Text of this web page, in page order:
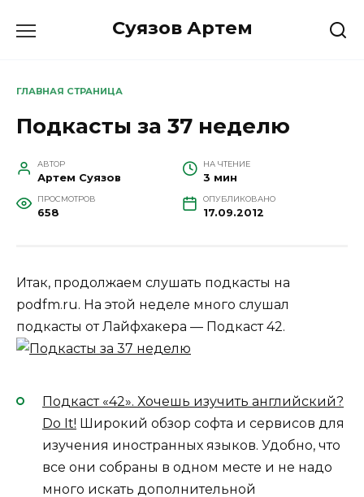
Суязов Артем
ГЛАВНАЯ СТРАНИЦА
Подкасты за 37 неделю
АВТОР
Артем Суязов
НА ЧТЕНИЕ
3 мин
ПРОСМОТРОВ
658
ОПУБЛИКОВАНО
17.09.2012
Итак, продолжаем слушать подкасты на
podfm.ru. На этой неделе много слушал
подкасты от Лайфхакера — Подкаст 42.
Подкаст «42». Хочешь изучить английский?
Do It! Широкий обзор софта и сервисов для
изучения иностранных языков. Удобно, что
все они собраны в одном месте и не надо
много искать дополнительной